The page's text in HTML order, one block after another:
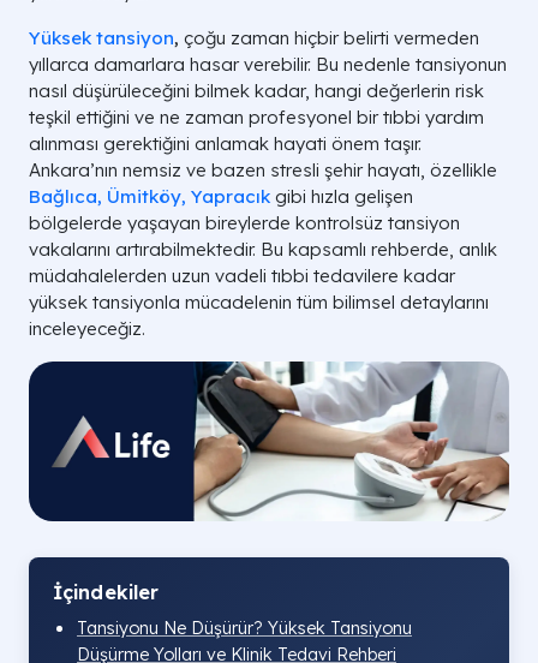
Yüksek tansiyon, çoğu zaman hiçbir belirti vermeden
yıllarca damarlara hasar verebilir. Bu nedenle tansiyonun
nasıl düşürüleceğini bilmek kadar, hangi değerlerin risk
teşkil ettiğini ve ne zaman profesyonel bir tıbbi yardım
alınması gerektiğini anlamak hayati önem taşır.
Ankara’nın nemsiz ve bazen stresli şehir hayatı, özellikle
Bağlıca, Ümitköy, Yapracık gibi hızla gelişen
bölgelerde yaşayan bireylerde kontrolsüz tansiyon
vakalarını artırabilmektedir. Bu kapsamlı rehberde, anlık
müdahalelerden uzun vadeli tıbbi tedavilere kadar
yüksek tansiyonla mücadelenin tüm bilimsel detaylarını
inceleyeceğiz.
İçindekiler
Tansiyonu Ne Düşürür? Yüksek Tansiyonu
Düşürme Yolları ve Klinik Tedavi Rehberi